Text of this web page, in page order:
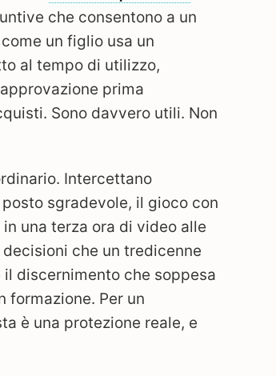
che consentono a un
un figlio usa un
al tempo di utilizzo,
prima
Sono davvero utili. Non
Intercettano
sgradevole, il gioco con
una terza ora di video alle
che un tredicenne
discernimento che soppesa
formazione. Per un
è una protezione reale, e